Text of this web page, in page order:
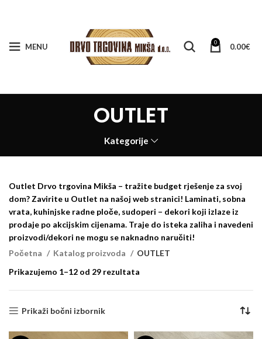
MENU 0 0.00€
OUTLET
Kategorije
Outlet Drvo trgovina Mikša – tražite budget rješenje za svoj
dom? Zavirite u Outlet na našoj web stranici! Laminati, sobna
vrata, kuhinjske radne ploče, sudoperi – dekori koji izlaze iz
prodaje po akcijskim cijenama. Traje do isteka zaliha i navedeni
proizvodi/dekori ne mogu se naknadno naručiti!
Početna
Katalog proizvoda
OUTLET
Prikazujemo 1–12 od 29 rezultata
Prikaži bočni izbornik